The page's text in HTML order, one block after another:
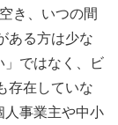
き、いつの間
ある方は少な
」ではなく、ビ
存在していな
事業主や中小